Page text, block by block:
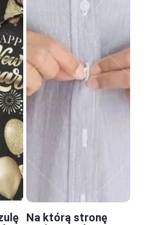
Na którą stronę